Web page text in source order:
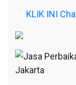
KLIK INI